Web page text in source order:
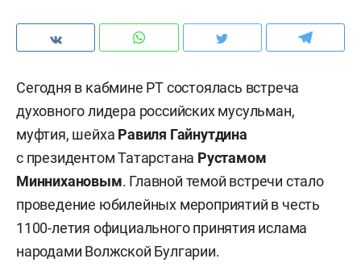
Сегодня в кабмине РТ состоялась встреча
духовного лидера российских мусульман,
муфтия, шейха Равиля Гайнутдина
с президентом Татарстана Рустамом
Миннихановым. Главной темой встречи стало
проведение юбилейных мероприятий в честь
1100-летия официального принятия ислама
народами Волжской Булгарии.